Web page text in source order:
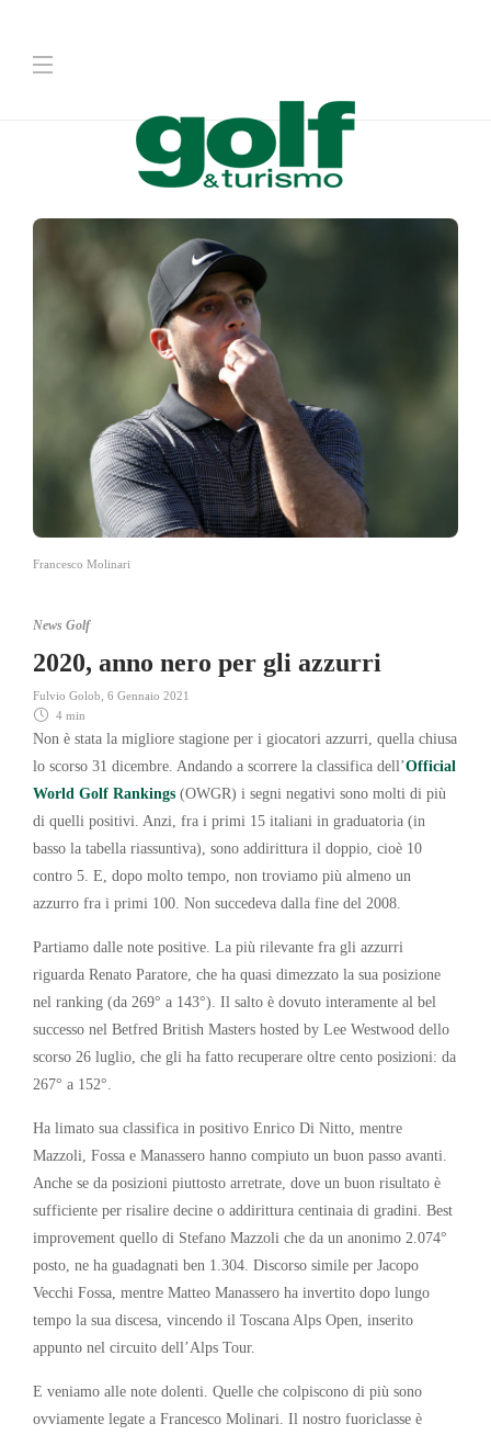
Francesco Molinari
News Golf
2020, anno nero per gli azzurri
Fulvio Golob 6 Gennaio 2021
4 min
Non è stata la migliore stagione per i giocatori azzurri, quella chiusa
lo scorso 31 dicembre. Andando a scorrere la classifica dell’Official
World Golf Rankings (OWGR) i segni negativi sono molti di più
di quelli positivi. Anzi, fra i primi 15 italiani in graduatoria (in
basso la tabella riassuntiva), sono addirittura il doppio, cioè 10
contro 5. E, dopo molto tempo, non troviamo più almeno un
azzurro fra i primi 100. Non succedeva dalla fine del 2008.
Partiamo dalle note positive. La più rilevante fra gli azzurri
riguarda Renato Paratore, che ha quasi dimezzato la sua posizione
nel ranking (da 269° a 143°). Il salto è dovuto interamente al bel
successo nel Betfred British Masters hosted by Lee Westwood dello
scorso 26 luglio, che gli ha fatto recuperare oltre cento posizioni: da
267° a 152°.
Ha limato sua classifica in positivo Enrico Di Nitto, mentre
Mazzoli, Fossa e Manassero hanno compiuto un buon passo avanti.
Anche se da posizioni piuttosto arretrate, dove un buon risultato è
sufficiente per risalire decine o addirittura centinaia di gradini. Best
improvement quello di Stefano Mazzoli che da un anonimo 2.074°
posto, ne ha guadagnati ben 1.304. Discorso simile per Jacopo
Vecchi Fossa, mentre Matteo Manassero ha invertito dopo lungo
tempo la sua discesa, vincendo il Toscana Alps Open, inserito
appunto nel circuito dell’Alps Tour.
E veniamo alle note dolenti. Quelle che colpiscono di più sono
ovviamente legate a Francesco Molinari. Il nostro fuoriclasse è